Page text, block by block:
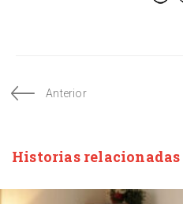
Anterior
Historias relacionadas